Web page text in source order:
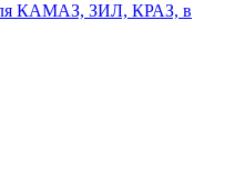
КАМАЗ, ЗИЛ, КРАЗ, в